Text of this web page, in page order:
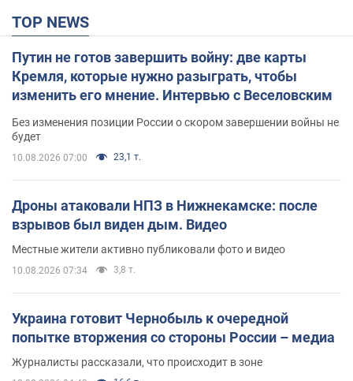
TOP NEWS
Путин не готов завершить войну: две карты
Кремля, которые нужно разыграть, чтобы
изменить его мнение. Интервью с Веселовским
Без изменения позиции России о скором завершении войны не
будет
10.08.2026 07:00 23,1 т.
Дроны атаковали НПЗ в Нижнекамске: после
взрывов был виден дым. Видео
Местные жители активно публиковали фото и видео
10.08.2026 07:34 3,8 т.
Украина готовит Чернобыль к очередной
попытке вторжения со стороны России – медиа
Журналисты рассказали, что происходит в зоне